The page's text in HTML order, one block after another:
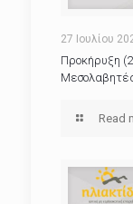
27 Ιουλίου
Προκήρυξη
Read